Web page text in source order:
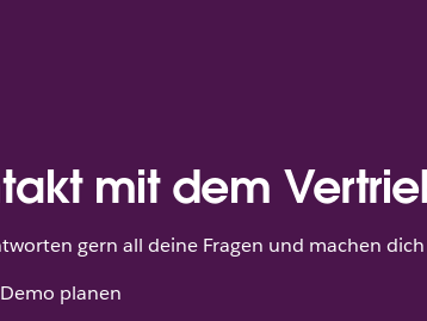
mit dem
gern all deine Fragen und machen
planen